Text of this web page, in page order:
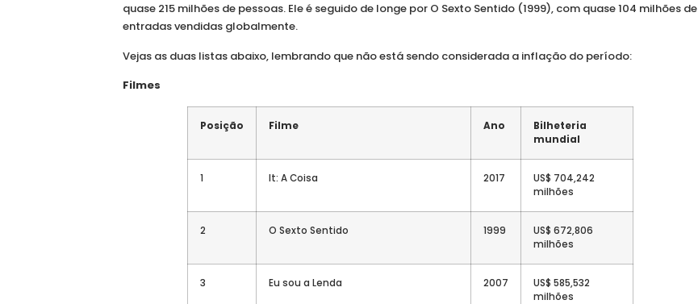
quase 215 milhões de pessoas. Ele é seguido de longe por O Sexto Sentido (1999), com quase 104 milhões de
entradas vendidas globalmente.
Vejas as duas listas abaixo, lembrando que não está sendo considerada a inflação do período:
Filmes
Posição Filme Ano
Bilheteria
mundial
1 It: A Coisa 2017
US$ 704,242
milhões
2 O Sexto Sentido 1999
US$ 672,806
milhões
3 Eu sou a Lenda 2007
US$ 585,532
milhões